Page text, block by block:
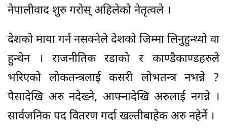
नेपालीवाद शुरु गरोस् अहिलेको नेतृत्वले ।
देशको माया गर्न नसक्नेले देशको जिम्मा लिनुहुन्थ्यो वा
हुन्थेन । राजनीतिक रडाको र काण्डैकाण्डहरुले
भरिएको लोकतन्त्रलाई कसरी लोभतन्त्र नभन्ने ?
पैसादेखि अरु नदेख्ने, आफ्नादेखि अरुलाई नगन्ने ।
सार्वजनिक पद वितरण गर्दा खल्तीबाहेक अरु नहेर्ने ।